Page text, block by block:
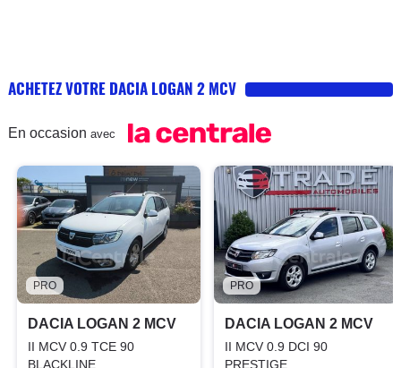
ACHETEZ VOTRE DACIA LOGAN 2 MCV
En occasion avec
PRO
DACIA LOGAN 2 MCV
II MCV 0.9 TCE 90
BLACKLINE
PRO
DACIA LOGAN 2 MCV
II MCV 0.9 DCI 90
PRESTIGE